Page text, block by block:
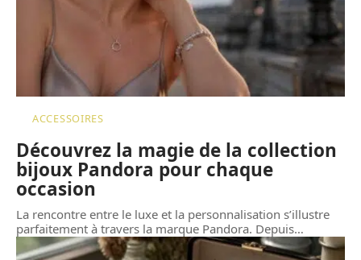
ACCESSOIRES
Découvrez la magie de la collection
bijoux Pandora pour chaque
occasion
La rencontre entre le luxe et la personnalisation s’illustre
parfaitement à travers la marque Pandora. Depuis…